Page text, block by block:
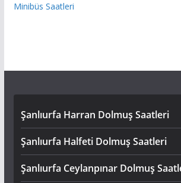
Minibüs Saatleri
Şanlıurfa Harran Dolmuş Saatleri
Şanlıurfa Halfeti Dolmuş Saatleri
Şanlıurfa Ceylanpınar Dolmuş